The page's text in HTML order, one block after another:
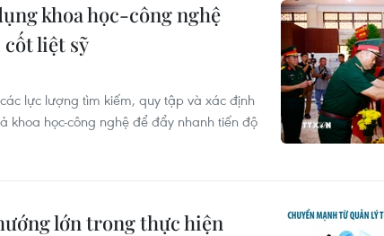
khoa học-công nghệ
liệt sỹ
lực lượng tìm kiếm, quy tập và xác định
khoa học-công nghệ để đẩy nhanh tiến độ
lớn trong thực hiện